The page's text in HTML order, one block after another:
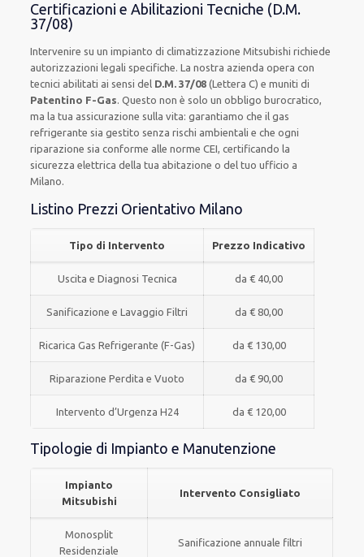
Certificazioni e Abilitazioni Tecniche (D.M.
37/08)
Intervenire su un impianto di climatizzazione Mitsubishi richiede
autorizzazioni legali specifiche. La nostra azienda opera con
tecnici abilitati ai sensi del D.M. 37/08 (Lettera C) e muniti di
Patentino F-Gas. Questo non è solo un obbligo burocratico,
ma la tua assicurazione sulla vita: garantiamo che il gas
refrigerante sia gestito senza rischi ambientali e che ogni
riparazione sia conforme alle norme CEI, certificando la
sicurezza elettrica della tua abitazione o del tuo ufficio a
Milano.
Listino Prezzi Orientativo Milano
Tipo di Intervento Prezzo Indicativo
Uscita e Diagnosi Tecnica da € 40,00
Sanificazione e Lavaggio Filtri da € 80,00
Ricarica Gas Refrigerante (F-Gas) da € 130,00
Riparazione Perdita e Vuoto da € 90,00
Intervento d’Urgenza H24 da € 120,00
Tipologie di Impianto e Manutenzione
Impianto
Mitsubishi
Intervento Consigliato
Monosplit
Residenziale
Sanificazione annuale filtri